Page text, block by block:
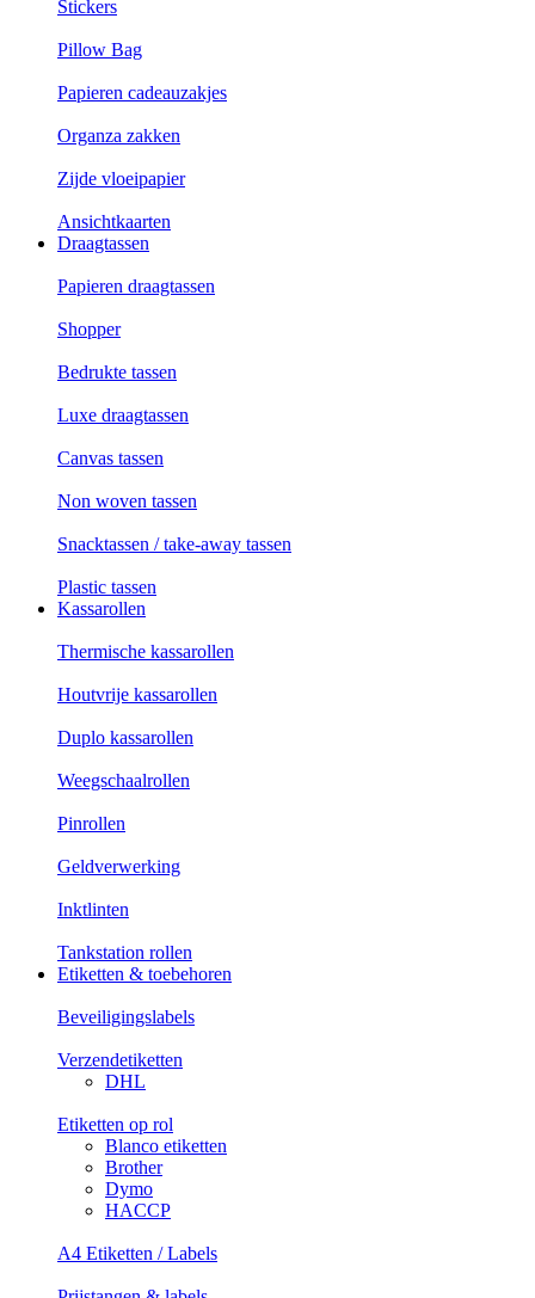
Stickers
Pillow Bag
Papieren cadeauzakjes
Organza zakken
Zijde vloeipapier
Ansichtkaarten
Draagtassen
Papieren draagtassen
Shopper
Bedrukte tassen
Luxe draagtassen
Canvas tassen
Non woven tassen
Snacktassen / take-away tassen
Plastic tassen
Kassarollen
Thermische kassarollen
Houtvrije kassarollen
Duplo kassarollen
Weegschaalrollen
Pinrollen
Geldverwerking
Inktlinten
Tankstation rollen
Etiketten & toebehoren
Beveiligingslabels
Verzendetiketten
DHL
Etiketten op rol
Blanco etiketten
Brother
Dymo
HACCP
A4 Etiketten / Labels